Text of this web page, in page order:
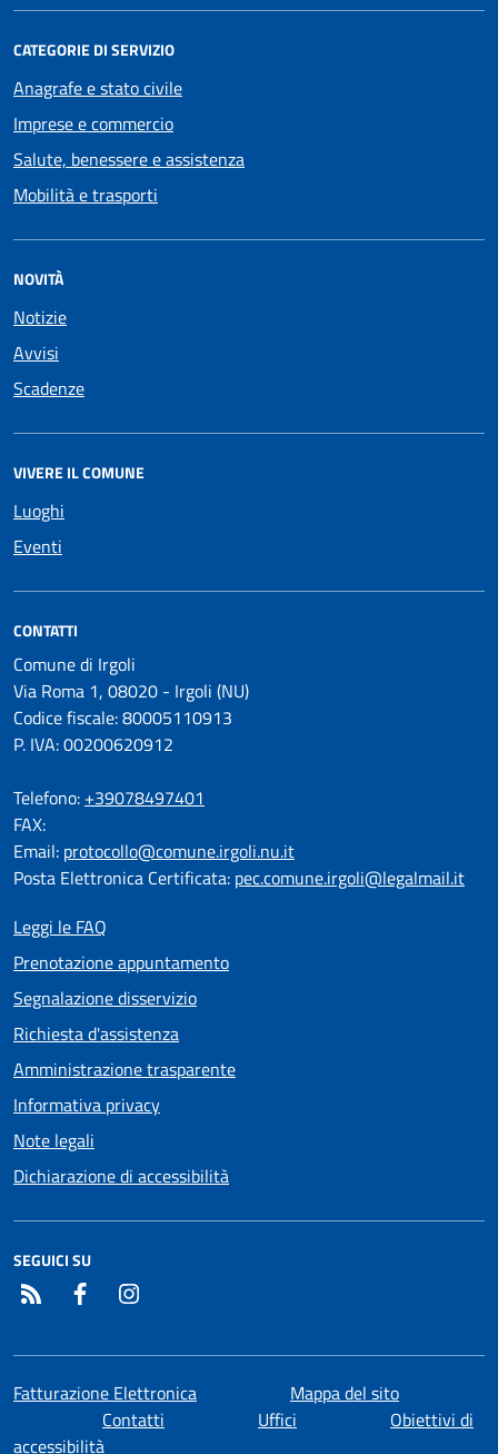
CATEGORIE DI SERVIZIO
Anagrafe e stato civile
Imprese e commercio
Salute, benessere e assistenza
Mobilità e trasporti
NOVITÀ
Notizie
Avvisi
Scadenze
VIVERE IL COMUNE
Luoghi
Eventi
CONTATTI
Comune di Irgoli
Via Roma 1, 08020 - Irgoli (NU)
Codice fiscale: 80005110913
P. IVA: 00200620912
Telefono: +39078497401
FAX:
Email: protocollo@comune.irgoli.nu.it
Posta Elettronica Certificata: pec.comune.irgoli@legalmail.it
Leggi le FAQ
Prenotazione appuntamento
Segnalazione disservizio
Richiesta d'assistenza
Amministrazione trasparente
Informativa privacy
Note legali
Dichiarazione di accessibilità
SEGUICI SU
RSS Facebook
Fatturazione Elettronica
Mappa del sito
Contatti
Uffici
Obiettivi di
accessibilità